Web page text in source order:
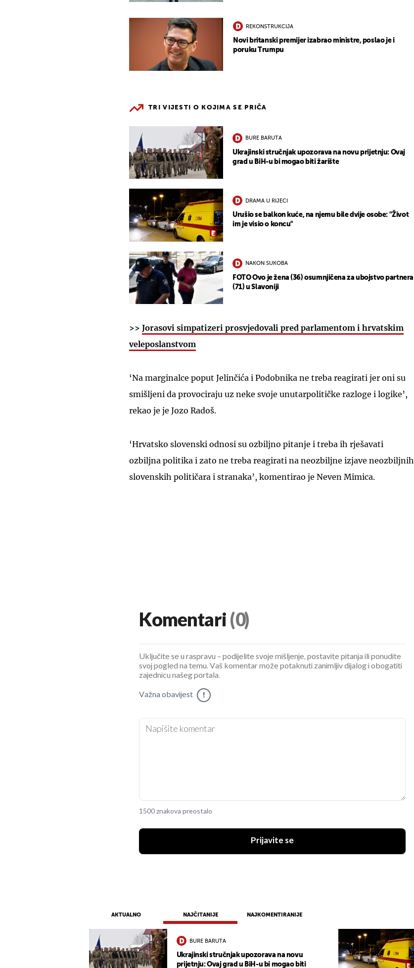
REKONSTRUKCIJA
Novi britanski premijer izabrao ministre, poslao je i
poruku Trumpu
TRI VIJESTI O KOJIMA SE PRIČA
BURE BARUTA
Ukrajinski stručnjak upozorava na novu prijetnju: Ovaj
grad u BiH-u bi mogao biti žarište
DRAMA U RIJECI
Urušio se balkon kuće, na njemu bile dvije osobe: "Život
im je visio o koncu"
NAKON SUKOBA
FOTO Ovo je žena (36) osumnjičena za ubojstvo partnera
(71) u Slavoniji
>> Jorasovi simpatizeri prosvjedovali pred parlamentom i hrvatskim
veleposlanstvom
‘Na marginalce poput Jelinčića i Podobnika ne treba reagirati jer oni su
smišljeni da provociraju uz neke svoje unutarpolitičke razloge i logike’,
rekao je je Jozo Radoš.
‘Hrvatsko slovenski odnosi su ozbiljno pitanje i treba ih rješavati
ozbiljna politika i zato ne treba reagirati na neozbiljne izjave neozbiljnih
slovenskih političara i stranaka’, komentirao je Neven Mimica.
Komentari (0)
Uključite se u raspravu – podijelite svoje mišljenje, postavite pitanja ili ponudite
svoj pogled na temu. Vaš komentar može potaknuti zanimljiv dijalog i obogatiti
zajednicu našeg portala.
Važna obavijest !
1500 znakova preostalo
Prijavite se
AKTUALNO NAJČITANIJE NAJKOMENTIRANIJE
BURE BARUTA
Ukrajinski stručnjak upozorava na novu
prijetnju: Ovaj grad u BiH-u bi mogao biti
UKLJUČITE NOTIFIKACIJE